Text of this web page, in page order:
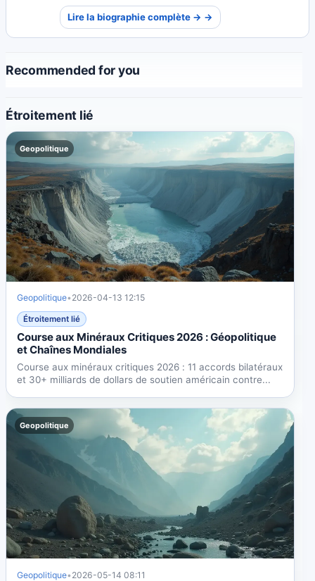
à travers des commentaires perspicaces qui relient
les perspectives traditionnelles et contemporaines.
Lire la biographie complète → →
Recommended for you
Étroitement lié
Geopolitique
Geopolitique• 2026-04-13 12:15
Étroitement lié
Course aux Minéraux Critiques 2026 : Géopolitique
et Chaînes Mondiales
Course aux minéraux critiques 2026 : 11 accords bilatéraux
et 30+ milliards de dollars de soutien américain contre...
Geopolitique
Geopolitique• 2026-05-14 08:11